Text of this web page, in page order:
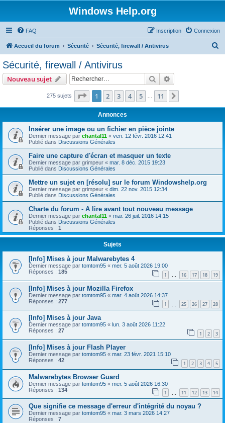
Windows Help.org
FAQ Connexion
Inscription
Accueil du forum Sécurité Sécurité, firewall / Antivirus
Sécurité, firewall / Antivirus
Nouveau sujet Rechercher
275 sujets Page 1sur11
1 2 3 4 5 11
Annonces
Insérer une image ou un fichier en pièce jointe
Dernier message par chantal11 « ven. 12 févr. 2016 12:41
Publié dans Discussions Générales
Faire une capture d'écran et masquer un texte
Dernier message par grimpeur « mar. 8 déc. 2015 19:23
Publié dans Discussions Générales
Mettre un sujet en [résolu] sur le forum Windowshelp.org
Dernier message par grimpeur « dim. 22 nov. 2015 12:34
Publié dans Discussions Générales
Charte du forum - A lire avant tout nouveau message
Dernier message par chantal11 « mar. 26 juil. 2016 14:15
Publié dans Discussions Générales
Réponses : 1
Sujets
[Info] Mises à jour Malwarebytes 4
Dernier message par tomtom95 « mer. 5 août 2026 19:00
Réponses : 185 1 … 16 17 18 19
[Info] Mises à jour Mozilla Firefox
Dernier message par tomtom95 « mar. 4 août 2026 14:37
Réponses : 277 1 25 26 27 28
[Info] Mises à jour Java
Dernier message par tomtom95 « lun. 3 août 2026 11:22
Réponses : 27 1 2 3
[Info] Mises à jour Flash Player
Dernier message par tomtom95 « mar. 23 févr. 2021 15:10
Réponses : 42 1 2 3 4 5
Malwarebytes Browser Guard
Dernier message par tomtom95 « mer. 5 août 2026 16:30
Réponses : 134 1 11 12 13 14
Que signifie ce message d'erreur d'intégrité du noyau ?
Dernier message par tomtom95 « mar. 3 mars 2026 14:27
Réponses : 7